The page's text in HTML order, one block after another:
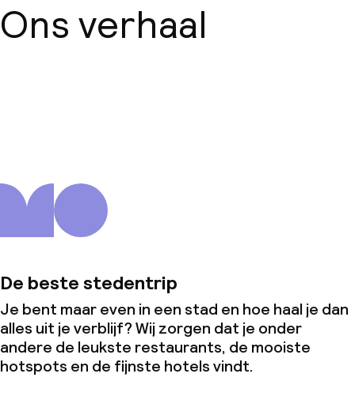
Ons verhaal
De beste stedentrip
Je bent maar even in een stad en hoe haal je dan
alles uit je verblijf? Wij zorgen dat je onder
andere de leukste restaurants, de mooiste
hotspots en de fijnste hotels vindt.